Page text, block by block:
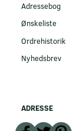
Adressebog
Ønskeliste
Ordrehistorik
Nyhedsbrev
ADRESSE